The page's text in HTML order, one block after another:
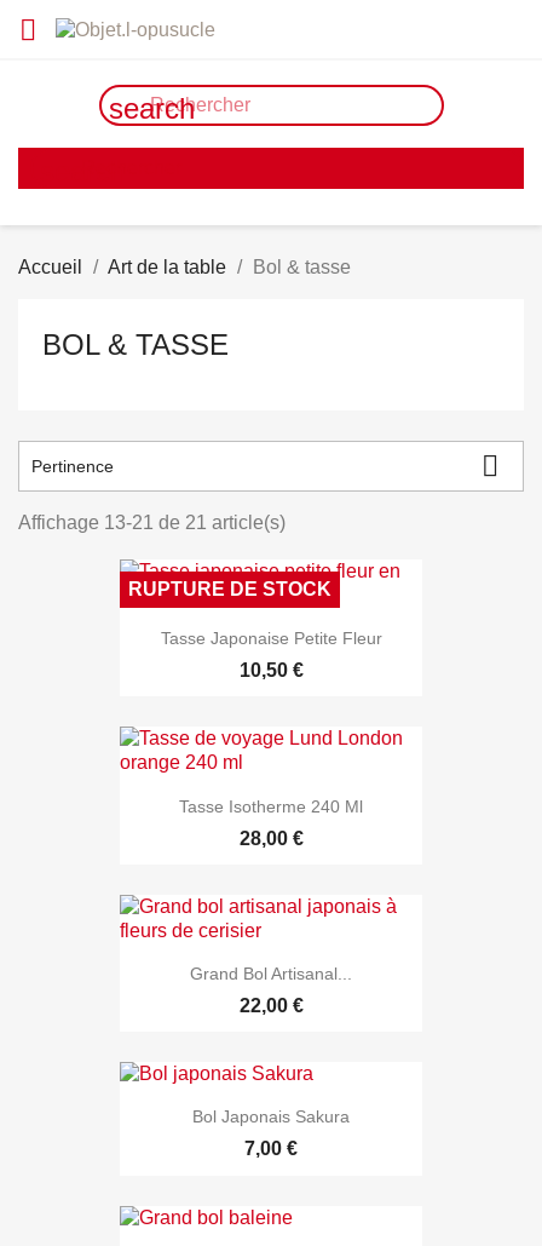

search
Accueil Art de la table Bol & tasse
BOL & TASSE
Pertinence 
Affichage 13-21 de 21 article(s)
Tasse Japonaise Petite Fleur
10,50 €
RUPTURE DE STOCK
Tasse Isotherme 240 Ml
28,00 €
Grand Bol Artisanal...
22,00 €
Bol Japonais Sakura
7,00 €